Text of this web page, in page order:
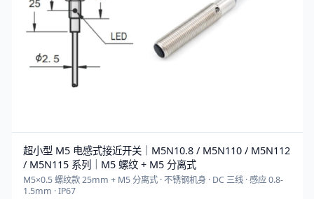
超小型 M5 电感式接近开关｜M5N10.8 / M5N110 / M5N112
/ M5N115 系列｜M5 螺纹 + M5 分离式
M5×0.5 螺纹款 25mm + M5 分离式 · 不锈钢机身 · DC 三线 · 感应 0.8-
1.5mm · IP67